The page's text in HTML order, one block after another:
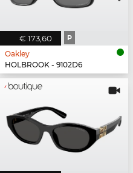
€ 173,60 P
Oakley
HOLBROOK - 9102D6